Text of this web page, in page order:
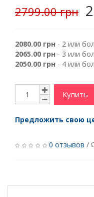
2799.00 грн
2080.00 грн - 2 или
2065.00 грн - 3 или
2050.00 грн - 4 или
Купить
Предложить свою
0 отзывов /